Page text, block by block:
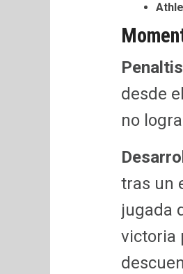
desde
no
tras un
jugada
victoria